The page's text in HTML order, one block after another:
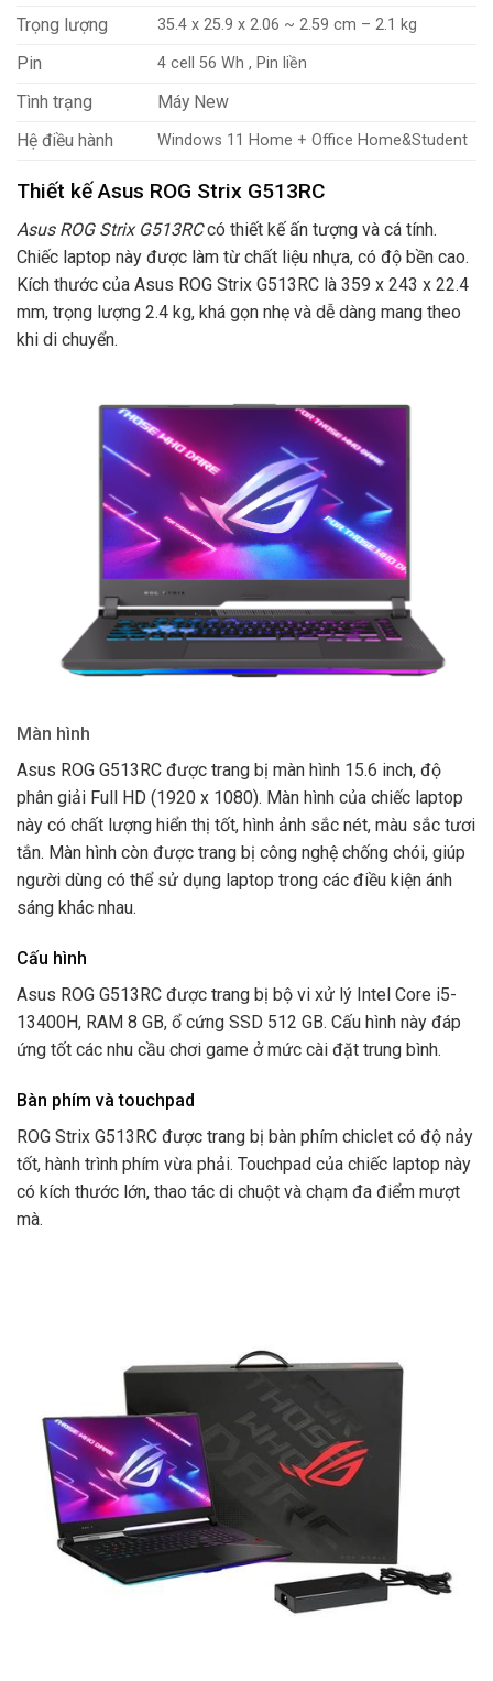
Trọng lượng 35.4 x 25.9 x 2.06 ~ 2.59 cm – 2.1 kg
Pin 4 cell 56 Wh , Pin liền
Tình trạng
Máy New
Hệ điều hành
Windows 11 Home + Office Home&Student
Thiết kế Asus ROG Strix G513RC
Asus ROG Strix G513RCcó thiết kế ấn tượng và cá tính.
Chiếc laptop này được làm từ chất liệu nhựa, có độ bền cao.
Kích thước của Asus ROG Strix G513RC là 359 x 243 x 22.4
mm, trọng lượng 2.4 kg, khá gọn nhẹ và dễ dàng mang theo
khi di chuyển.
Màn hình
Asus ROG G513RC được trang bị màn hình 15.6 inch, độ
phân giải Full HD (1920 x 1080). Màn hình của chiếc laptop
này có chất lượng hiển thị tốt, hình ảnh sắc nét, màu sắc tươi
tắn. Màn hình còn được trang bị công nghệ chống chói, giúp
người dùng có thể sử dụng laptop trong các điều kiện ánh
sáng khác nhau.
Cấu hình
Asus ROG G513RC được trang bị bộ vi xử lý Intel Core i5-
13400H, RAM 8 GB, ổ cứng SSD 512 GB. Cấu hình này đáp
ứng tốt các nhu cầu chơi game ở mức cài đặt trung bình.
Bàn phím và touchpad
ROG Strix G513RC được trang bị bàn phím chiclet có độ nảy
tốt, hành trình phím vừa phải. Touchpad của chiếc laptop này
có kích thước lớn, thao tác di chuột và chạm đa điểm mượt
mà.